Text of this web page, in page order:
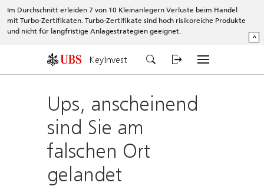
Im Durchschnitt erleiden 7 von 10 Kleinanlegern Verluste beim Handel
mit Turbo-Zertifikaten. Turbo-Zertifikate sind hoch risikoreiche Produkte
und nicht für langfristige Anlagestrategien geeignet.
^
KeyInvest
Ups, anscheinend
sind Sie am
falschen Ort
gelandet